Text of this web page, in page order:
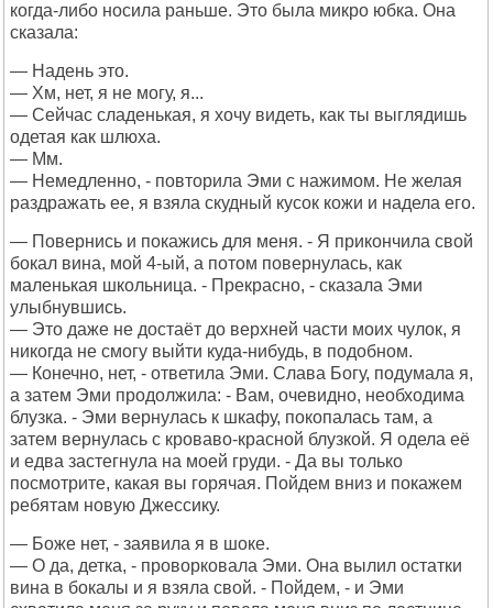
когда-либо носила раньше. Это была микро юбка. Она
сказала:
— Надень это.
— Хм, нет, я не могу, я...
— Сейчас сладенькая, я хочу видеть, как ты выглядишь
одетая как шлюха.
— Мм.
— Немедленно, - повторила Эми с нажимом. Не желая
раздражать ее, я взяла скудный кусок кожи и надела его.
— Повернись и покажись для меня. - Я прикончила свой
бокал вина, мой 4-ый, а потом повернулась, как
маленькая школьница. - Прекрасно, - сказала Эми
улыбнувшись.
— Это даже не достаёт до верхней части моих чулок, я
никогда не смогу выйти куда-нибудь, в подобном.
— Конечно, нет, - ответила Эми. Слава Богу, подумала я,
а затем Эми продолжила: - Вам, очевидно, необходима
блузка. - Эми вернулась к шкафу, покопалась там, а
затем вернулась с кроваво-красной блузкой. Я одела её
и едва застегнула на моей груди. - Да вы только
посмотрите, какая вы горячая. Пойдем вниз и покажем
ребятам новую Джессику.
— Боже нет, - заявила я в шоке.
— О да, детка, - проворковала Эми. Она вылил остатки
вина в бокалы и я взяла свой. - Пойдем, - и Эми